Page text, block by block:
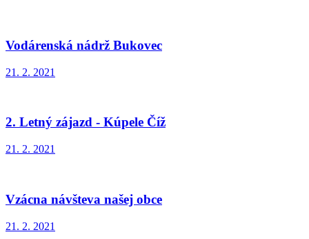
Vodárenská nádrž Bukovec
21. 2. 2021
2. Letný zájazd - Kúpele Číž
21. 2. 2021
Vzácna návšteva našej obce
21. 2. 2021